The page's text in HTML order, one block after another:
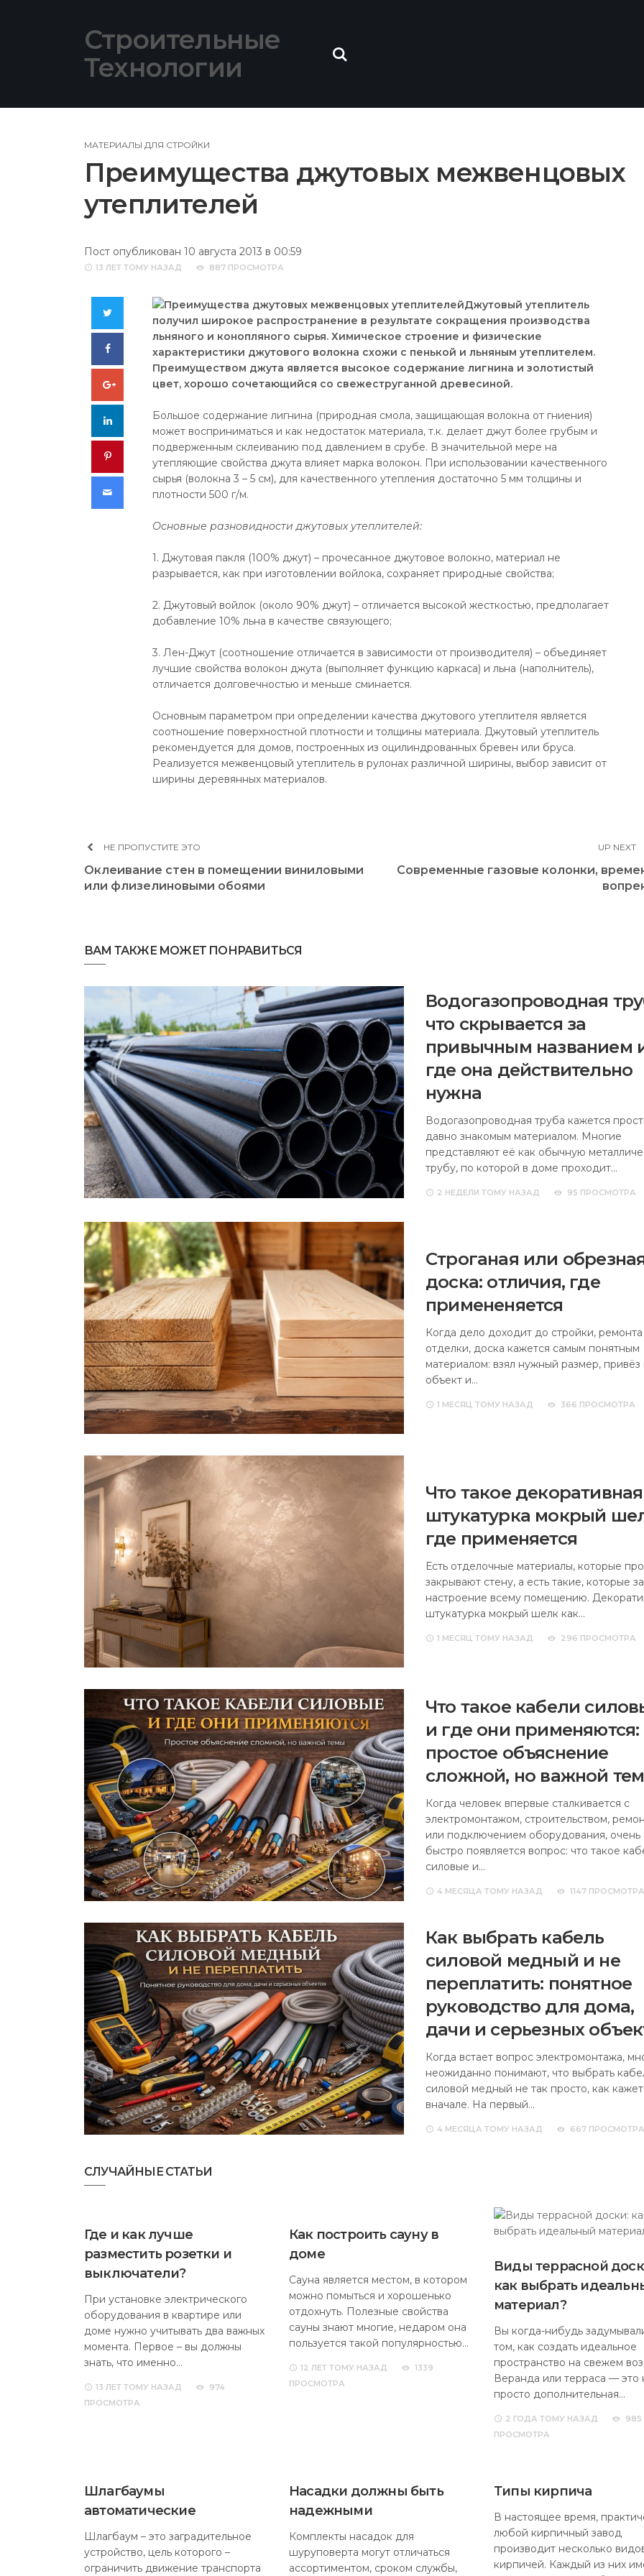
Строительные
Технологии
МАТЕРИАЛЫ ДЛЯ СТРОЙКИ
Преимущества джутовых межвенцовых
утеплителей
Пост опубликован 10 августа 2013 в 00:59
13 ЛЕТ ТОМУ НАЗАД 887 ПРОСМОТРА
Facebook
Google+
LinkedIn
Джутовый утеплитель
получил широкое распространение в результате сокращения производства
льняного и конопляного сырья. Химическое строение и физические
характеристики джутового волокна схожи с пенькой и льняным утеплителем.
Преимуществом джута является высокое содержание лигнина и золотистый
цвет, хорошо сочетающийся со свежеструганной древесиной.
Большое содержание лигнина (природная смола, защищающая волокна от гниения)
может восприниматься и как недостаток материала, т.к. делает джут более грубым и
подверженным склеиванию под давлением в срубе. В значительной мере на
утепляющие свойства джута влияет марка волокон. При использовании качественного
сырья (волокна 3 – 5 см), для качественного утепления достаточно 5 мм толщины и
плотности 500 г/м.
Основные разновидности джутовых утеплителей:
1. Джутовая пакля (100% джут) – прочесанное джутовое волокно, материал не
разрывается, как при изготовлении войлока, сохраняет природные свойства;
2. Джутовый войлок (около 90% джут) – отличается высокой жесткостью, предполагает
добавление 10% льна в качестве связующего;
3. Лен-Джут (соотношение отличается в зависимости от производителя) – объединяет
лучшие свойства волокон джута (выполняет функцию каркаса) и льна (наполнитель),
отличается долговечностью и меньше сминается.
Основным параметром при определении качества джутового утеплителя является
соотношение поверхностной плотности и толщины материала. Джутовый утеплитель
рекомендуется для домов, построенных из оцилиндрованных бревен или бруса.
Реализуется межвенцовый утеплитель в рулонах различной ширины, выбор зависит от
ширины деревянных материалов.
НЕ ПРОПУСТИТЕ ЭТО
Оклеивание стен в помещении виниловыми
или флизелиновыми обоями
UP NEXT
Современные газовые колонки,
ВАМ ТАКЖЕ МОЖЕТ ПОНРАВИТЬСЯ
Водогазопроводная
что скрывается за
привычным названием
где она действительно
нужна
Водогазопроводная труба кажется
давно знакомым материалом. Многие
представляют её как обычную
трубу, по которой в доме проходит…
2 НЕДЕЛИ ТОМУ НАЗАД 95 ПРОСМОТРА
Строганая или
доска: отличия, где
примененяется
Когда дело доходит до стройки,
отделки, доска кажется самым понятным
материалом: взял нужный размер, привёз
объект и…
1 МЕСЯЦ ТОМУ НАЗАД 366 ПРОСМОТРА
Что такое декоративная
штукатурка мокрый
где применяется
Есть отделочные материалы, которые
закрывают стену, а есть такие, которые
настроение всему помещению.
штукатурка мокрый шелк как…
1 МЕСЯЦ ТОМУ НАЗАД 296 ПРОСМОТРА
Что такое кабели
и где они применяются:
простое объяснение
сложной, но важной
Когда человек впервые сталкивается с
электромонтажом, строительством,
или подключением оборудования, очень
быстро появляется вопрос: что такое
силовые и…
4 МЕСЯЦА ТОМУ НАЗАД 1147 ПРОСМОТРА
Как выбрать кабель
силовой медный и не
переплатить: понятное
руководство для дома,
дачи и серьезных
Когда встает вопрос электромонтажа,
неожиданно понимают, что выбрать
силовой медный не так просто, как
вначале. На первый…
4 МЕСЯЦА ТОМУ НАЗАД 667 ПРОСМОТРА
СЛУЧАЙНЫЕ СТАТЬИ
Где и как лучше
разместить розетки и
выключатели?
При установке электрического
оборудования в квартире или
доме нужно учитывать два важных
момента. Первое – вы должны
знать, что именно…
13 ЛЕТ ТОМУ НАЗАД
974
ПРОСМОТРА
Как построить сауну в
доме
Сауна является местом, в котором
можно помыться и хорошенько
отдохнуть. Полезные свойства
сауны знают многие, недаром она
пользуется такой популярностью…
12 ЛЕТ ТОМУ НАЗАД
1339
ПРОСМОТРА
Виды террасной
как выбрать
материал?
Вы когда-нибудь
том, как создать идеальное
пространство на свежем
Веранда или терраса — это
просто дополнительная…
2 ГОДА ТОМУ НАЗАД
985
ПРОСМОТРА
Шлагбаумы
автоматические
Шлагбаум – это заградительное
устройство, цель которого –
ограничить движение транспорта
Насадки должны быть
надежными
Комплекты насадок для
шуруповерта могут отличаться
ассортиментом, сроком службы,
Типы кирпича
В настоящее время,
любой кирпичный завод
производит несколько
кирпичей. Каждый из них